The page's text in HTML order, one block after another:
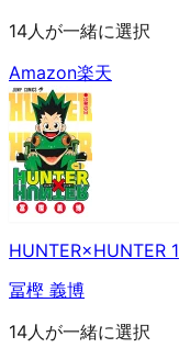
14人が一緒に選択
Amazon楽天
HUNTER×HUNTER 1
冨樫 義博
14人が一緒に選択